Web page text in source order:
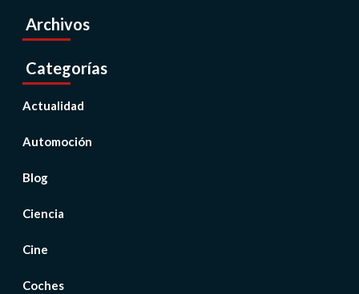
Archivos
Categorías
Actualidad
Automoción
Blog
Ciencia
Cine
Coches